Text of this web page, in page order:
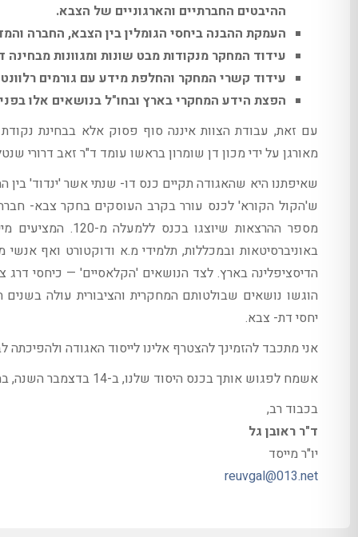
ההיבטים החברתיים והארגוניים של הצבא.
העמקת ההבנה ביחסי הגומלין בין הצבא, החברה
עידוד המחקר מנקודות מבט שונות ומגוונות מבחינה
עידוד קשרי המחקר והחלפת מידע עם גורמים
הפצת הידע המחקרי בארץ ובחו"ל בנושאים אלו
עם זאת, עבודת הצוות איננה סוף פסוק אלא בבחינת
מאורגן על ידי מכון דן שומרון בראשו עומד ד"ר זאב דרורי
שאיפתנו היא שהאגודה תקיים כנס דו- שנתי אשר 'ינדוד' בין
מספר ההרצאות
באוניברסיטאות ובמכללות, תלמידי מ.א ודוקטורט ואף
הדיסציפלינה בארץ. לצד הנושאים 'הקלאסיים' — כיחסי דרג
הוגשו נושאים שבולטותם המחקרית והציבורית עולה בשנים
יחסי דת- צבא.
אני מתכבד להזמינך להצטרף אלינו לייסוד האגודה
אשמח לפגוש אותך בכנס היסוד שלנו, ב-14 בדצמבר השנה, במכללה האקדמית כנרת.
בכבוד רב,
ד"ר ראובן גל
יו"ר מייסד
reuvgal@013.net